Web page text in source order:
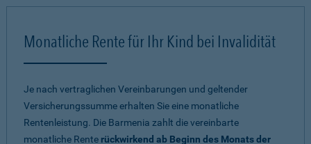
Monatliche Rente für Ihr Kind bei Invalidität
Je nach vertraglichen Vereinbarungen und geltender
Versicherungssumme erhalten Sie eine monatliche
Rentenleistung. Die Barmenia zahlt die vereinbarte
monatliche Rente rückwirkend ab Beginn des Monats der